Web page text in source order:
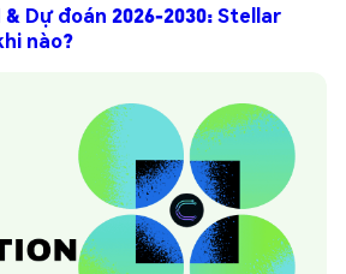
Dự đoán 2026-2030: Stellar
nào?